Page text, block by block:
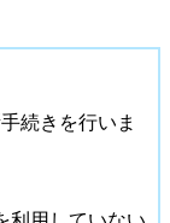
続きを行いま